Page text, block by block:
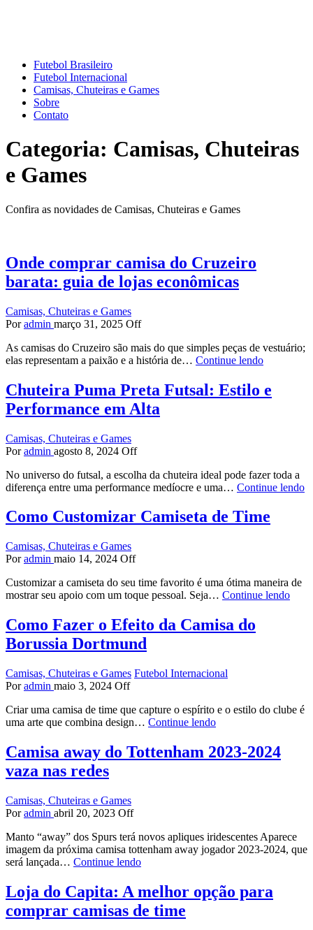
Futebol Brasileiro
Futebol Internacional
Camisas, Chuteiras e Games
Sobre
Contato
Categoria: Camisas, Chuteiras
e Games
Confira as novidades de Camisas, Chuteiras e Games
Onde comprar camisa do Cruzeiro
barata: guia de lojas econômicas
Camisas, Chuteiras e Games
Por admin março 31, 2025 Off
As camisas do Cruzeiro são mais do que simples peças de vestuário;
elas representam a paixão e a história de… Continue lendo
Chuteira Puma Preta Futsal: Estilo e
Performance em Alta
Camisas, Chuteiras e Games
Por admin agosto 8, 2024 Off
No universo do futsal, a escolha da chuteira ideal pode fazer toda a
diferença entre uma performance medíocre e uma… Continue lendo
Como Customizar Camiseta de Time
Camisas, Chuteiras e Games
Por admin maio 14, 2024 Off
Customizar a camiseta do seu time favorito é uma ótima maneira de
mostrar seu apoio com um toque pessoal. Seja… Continue lendo
Como Fazer o Efeito da Camisa do
Borussia Dortmund
Camisas, Chuteiras e Games Futebol Internacional
Por admin maio 3, 2024 Off
Criar uma camisa de time que capture o espírito e o estilo do clube é
uma arte que combina design… Continue lendo
Camisa away do Tottenham 2023-2024
vaza nas redes
Camisas, Chuteiras e Games
Por admin abril 20, 2023 Off
Manto “away” dos Spurs terá novos apliques iridescentes Aparece
imagem da próxima camisa tottenham away jogador 2023-2024, que
será lançada… Continue lendo
Loja do Capita: A melhor opção para
comprar camisas de time